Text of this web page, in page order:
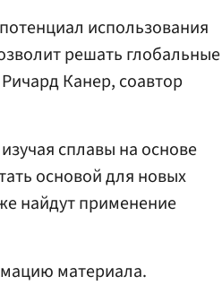
использования
решать глобальные
Канер, соавтор
сплавы на основе
основой для новых
найдут применение
материала.